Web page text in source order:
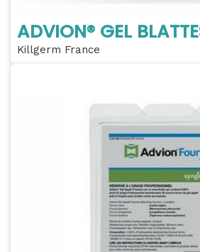
ADVION® GEL
Killgerm France